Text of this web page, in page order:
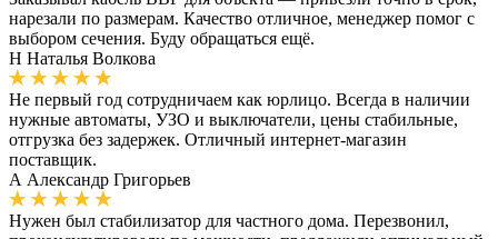
нарезали по размерам. Качество отличное, менеджер помог с
выбором сечения. Буду обращаться ещё.
Н Наталья Волкова
Не первый год сотрудничаем как юрлицо. Всегда в наличии
нужные автоматы, УЗО и выключатели, цены стабильные,
отгрузка без задержек. Отличный интернет-магазин
поставщик.
А Александр Григорьев
Нужен был стабилизатор для частного дома. Перезвонил,